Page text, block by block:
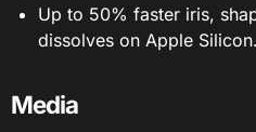
Up to 50% faster iris,
dissolves on Apple Silicon.
Media